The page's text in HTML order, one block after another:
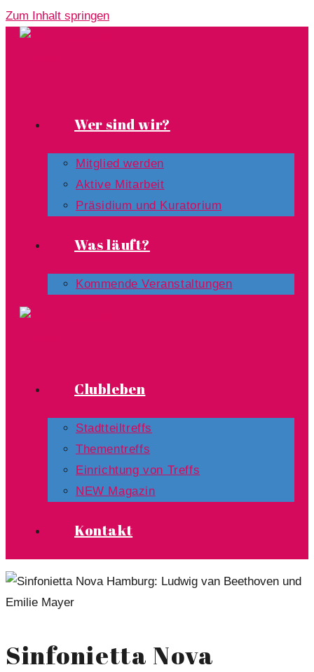
Zum Inhalt springen
Wer sind wir?
Mitglied werden
Aktive Mitarbeit
Präsidium und Kuratorium
Was läuft?
Kommende Veranstaltungen
Clubleben
Stadtteiltreffs
Thementreffs
Einrichtung von Treffs​
NEW Magazin
Kontakt
Sinfonietta Nova